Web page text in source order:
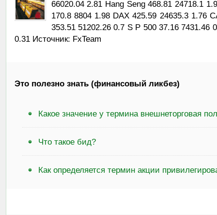
66020.04 2.81 Hang Seng 468.81 24718.1
170.8 8804 1.98 DAX 425.59 24635.3 1.76
353.51 51202.26 0.7 S P 500 37.16 7431.46
0.31 Источник: FxTeam
Это полезно знать (финансовый ликбез)
Какое значение у термина внешнеторговая
Что такое бид?
Как определяется термин акции